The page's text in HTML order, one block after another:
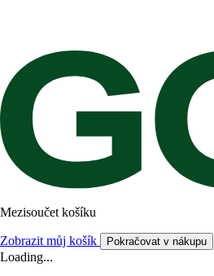
Mezisoučet košíku
Zobrazit můj košík Pokračovat v nákupu
Loading...